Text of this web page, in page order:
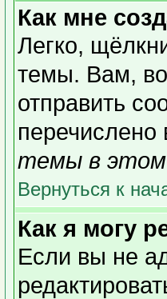
Как мне
Легко,
темы. Вам,
отправить
темы в этом
Вернуться к
Как я могу
Если вы не